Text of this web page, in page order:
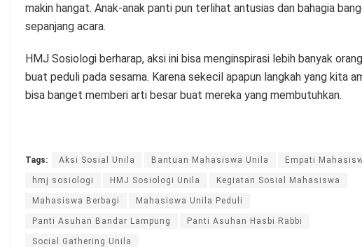
makin hangat. Anak-anak panti pun terlihat antusias dan bahagia
sepanjang acara.
HMJ Sosiologi berharap, aksi ini bisa menginspirasi lebih banyak orang
buat peduli pada sesama. Karena sekecil apapun langkah yang kita
bisa banget memberi arti besar buat mereka yang membutuhkan.
Tags: Aksi Sosial Unila Bantuan Mahasiswa Unila Empati
hmj sosiologi HMJ Sosiologi Unila Kegiatan Sosial Mahasiswa
Mahasiswa Berbagi Mahasiswa Unila Peduli
Panti Asuhan Bandar Lampung Panti Asuhan Hasbi Rabbi
Social Gathering Unila